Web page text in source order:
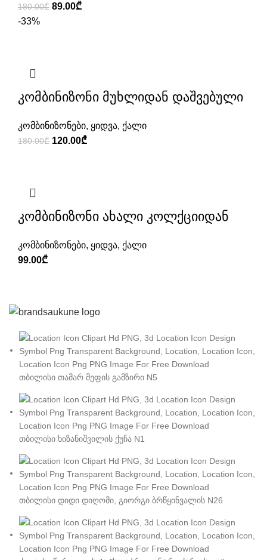
180.00₾ Original
89.00₾Current
-33%
კომბინიზონი მუხლიდან დაშვებული
კომბინიზონები, ყიდვა, ქალი
180.00₾ Original
120.00₾Current
კომბინიზონი ახალი კოლქციიდან
კომბინიზონები, ყიდვა, ქალი
99.00₾
თბილისი თამარ მეფის გამზირი N5
თბილისი ხიზანიშვილის ქუჩა N1
თბილისი დიდი დიღომი, გიორგი ბრწყინვალის N26